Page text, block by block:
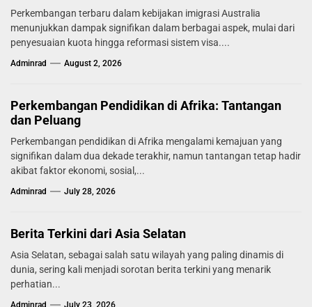
Perkembangan terbaru dalam kebijakan imigrasi Australia
menunjukkan dampak signifikan dalam berbagai aspek, mulai dari
penyesuaian kuota hingga reformasi sistem visa....
Adminrad August 2, 2026
Perkembangan Pendidikan di Afrika: Tantangan
dan Peluang
Perkembangan pendidikan di Afrika mengalami kemajuan yang
signifikan dalam dua dekade terakhir, namun tantangan tetap hadir
akibat faktor ekonomi, sosial,...
Adminrad July 28, 2026
Berita Terkini dari Asia Selatan
Asia Selatan, sebagai salah satu wilayah yang paling dinamis di
dunia, sering kali menjadi sorotan berita terkini yang menarik
perhatian...
Adminrad July 23, 2026